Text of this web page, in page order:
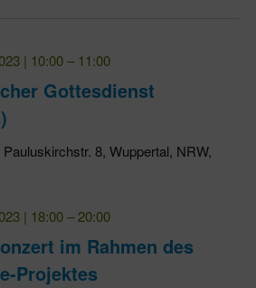
Gottesdienst
| 10:00–11:00
Pauluskirchstr. 8, Wuppertal, NRW,
im Rahmen des
Projektes
| 18:00–20:00